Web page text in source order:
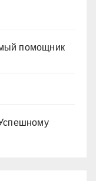
помощник